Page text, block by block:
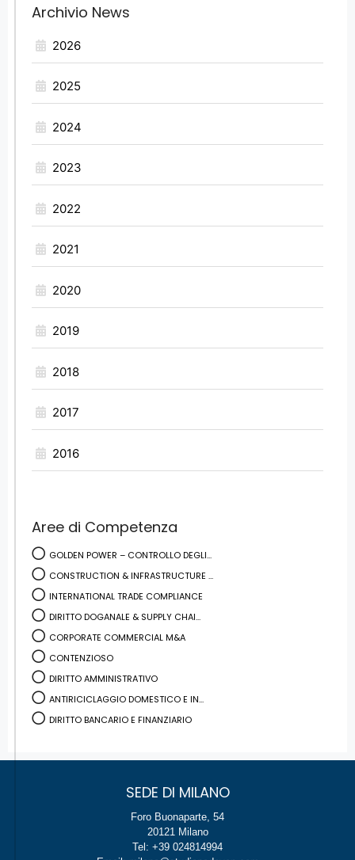
Archivio News
2026
2025
2024
2023
2022
2021
2020
2019
2018
2017
2016
Aree di Competenza
GOLDEN POWER – CONTROLLO DEGLI...
CONSTRUCTION & INFRASTRUCTURE ...
INTERNATIONAL TRADE COMPLIANCE
DIRITTO DOGANALE & SUPPLY CHAI...
CORPORATE COMMERCIAL M&A
CONTENZIOSO
DIRITTO AMMINISTRATIVO
ANTIRICICLAGGIO DOMESTICO E IN...
DIRITTO BANCARIO E FINANZIARIO
SEDE DI MILANO
Foro Buonaparte, 54
20121 Milano
Tel: +39 024814994